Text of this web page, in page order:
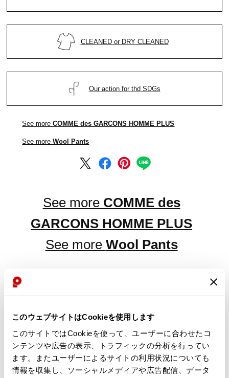
このウェブサイトはCookieを使用します
このサイトではCookieを使って、ユーザーに合わせたコ
ンテンツや広告の表示、トラフィックの分析を行ってい
ます。またユーザーによるサイトの利用状況についても
情報を収集し、ソーシャルメディアや広告配信、データ
CLEANED or DRY CLEANED
Our action for thd SDGs
See moreCOMME des GARCONS HOMME PLUS
See moreWool Pants
See more COMME des
GARCONS HOMME PLUS
See more Wool Pants
COMME des GARCONS